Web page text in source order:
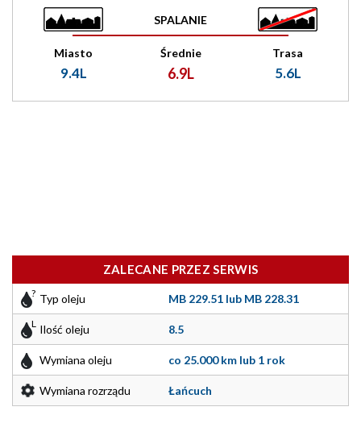
SPALANIE
Miasto
9.4L
Średnie
6.9L
Trasa
5.6L
ZALECANE PRZEZ SERWIS
Typ oleju MB 229.51 lub MB 228.31
Ilość oleju 8.5
Wymiana oleju co 25.000 km lub 1 rok
Wymiana rozrządu Łańcuch